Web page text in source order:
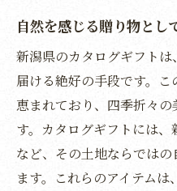
地域の風味を楽
贈り物に最適な
米作りの伝統と
新潟米が育まれ
新潟米を通じた
カタログギフトで楽
しさ
自然を感じる贈り物とし
新潟県のカタログギフト
届ける絶好の手段です。
恵まれており、四季折々
す。カタログギフトには
など、その土地ならでは
ます。これらのアイテム